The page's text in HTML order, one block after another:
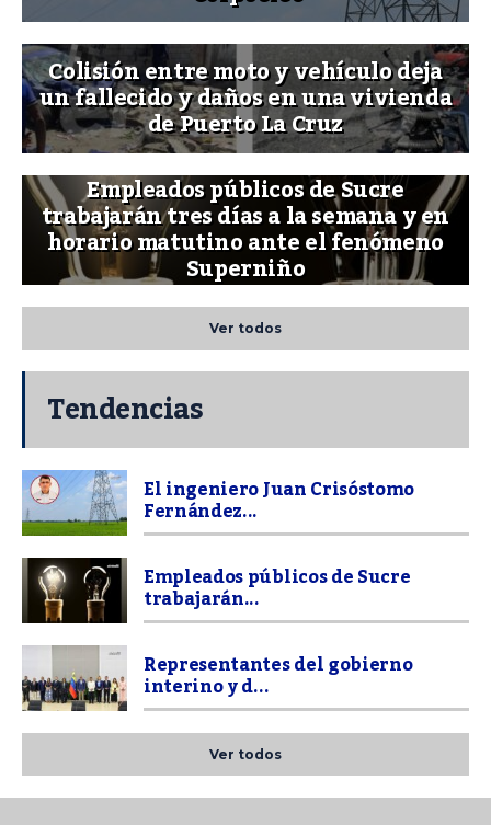
Colisión entre moto y vehículo deja
un fallecido y daños en una vivienda
de Puerto La Cruz
Empleados públicos de Sucre
trabajarán tres días a la semana y en
horario matutino ante el fenómeno
Superniño
Ver todos
Tendencias
El ingeniero Juan Crisóstomo
Fernández...
Empleados públicos de Sucre
trabajarán...
Representantes del gobierno
interino y d...
Ver todos